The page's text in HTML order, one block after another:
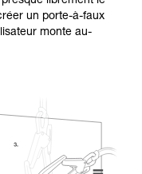
un porte-à-faux
monte au-